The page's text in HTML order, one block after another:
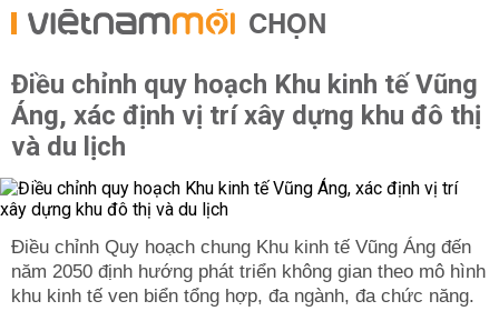
CHỌN
Điều chỉnh quy hoạch Khu kinh tế Vũng
Áng, xác định vị trí xây dựng khu đô thị
và du lịch
Điều chỉnh Quy hoạch chung Khu kinh tế Vũng Áng đến
năm 2050 định hướng phát triển không gian theo mô hình
khu kinh tế ven biển tổng hợp, đa ngành, đa chức năng.